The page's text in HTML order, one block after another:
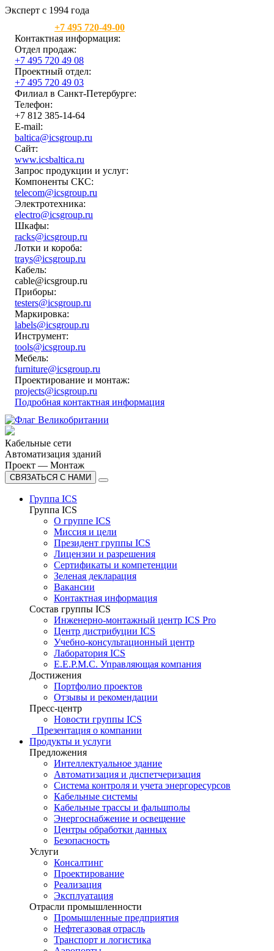
Эксперт с 1994 года
+7 495 720-49-00
Контактная информация:
Отдел продаж:
+7 495 720 49 08
Проектный отдел:
+7 495 720 49 03
Филиал в Санкт-Петербурге:
Телефон:
+7 812 385-14-64
E-mail:
baltica@icsgroup.ru
Сайт:
www.icsbaltica.ru
Запрос продукции и услуг:
Компоненты СКС:
telecom@icsgroup.ru
Электротехника:
electro@icsgroup.ru
Шкафы:
racks@icsgroup.ru
Лотки и короба:
trays@icsgroup.ru
Кабель:
cable@icsgroup.ru
Приборы:
testers@icsgroup.ru
Маркировка:
labels@icsgroup.ru
Инструмент:
tools@icsgroup.ru
Мебель:
furniture@icsgroup.ru
Проектирование и монтаж:
projects@icsgroup.ru
Подробная контактная информация
Кабельные сети
Автоматизация зданий
Проект — Монтаж
СВЯЗАТЬСЯ С НАМИ
Группа ICS
Группа ICS
О группе ICS
Миссия и цели
Президент группы ICS
Лицензии и разрешения
Сертификаты и компетенции
Зеленая декларация
Вакансии
Контактная информация
Состав группы ICS
Инженерно-монтажный центр ICS Pro
Центр дистрибуции ICS
Учебно-консультационный центр
Лаборатория ICS
E.E.P.M.C. Управляющая компания
Достижения
Портфолио проектов
Отзывы и рекомендации
Пресс-центр
Новости группы ICS
Презентация о компании
Продукты и услуги
Предложения
Интеллектуальное здание
Автоматизация и диспетчеризация
Система контроля и учета энергоресурсов
Кабельные системы
Кабельные трассы и фальшполы
Энергоснабжение и освещение
Центры обработки данных
Безопасность
Услуги
Консалтинг
Проектирование
Реализация
Эксплуатация
Отрасли промышленности
Промышленные предприятия
Нефтегазовая отрасль
Транспорт и логистика